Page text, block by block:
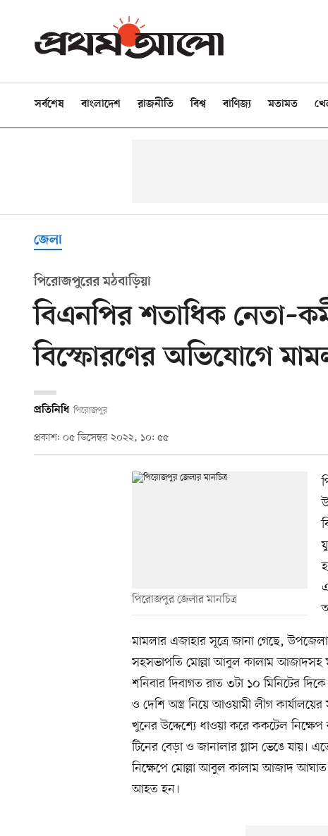
সর্বশেষ বাংলাদেশ রাজনীতি বিশ্ব বাণিজ্য মতামত
জেলা
পিরোজপুরের মঠবাড়িয়া
বিএনপির শতাধিক
বিস্ফোরণের অভিযোগে
প্রতিনিধি পিরোজপুর
প্রকাশ: ০৫ ডিসেম্বর ২০২২, ১০: ৫৫
পিরোজপুর জেলার মানচিত্র
মামলার এজাহার সূত্রে জানা গেছে,
সহসভাপতি মোল্লা আবুল কালাম আজাদসহ
শনিবার দিবাগত রাত ৩টা ১০ মিনিটের
ও দেশি অস্ত্র নিয়ে আওয়ামী লীগ
খুনের উদ্দেশ্যে ধাওয়া করে ককটেল
টিনের বেড়া ও জানালার গ্লাস ভেঙে যায়।
নিক্ষেপে মোল্লা আবুল কালাম আজাদ
আহত হন।